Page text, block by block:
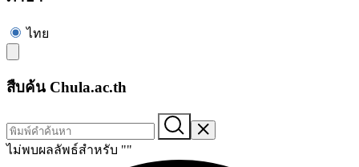
ไทย
สืบค้น Chula.ac.th
ไม่พบผลลัพธ์สำหรับ ""